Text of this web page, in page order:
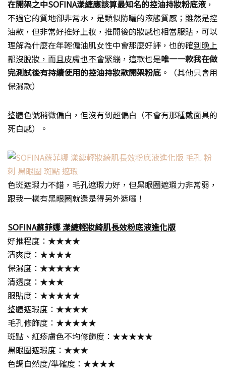
在開架之中SOFINA漾緁應該算最知名的控油持妝粉底液，
不過它的質地卻非常水，是類似防曬的液態質感；雖然是控
油款，但非常好推好上妝，推開後的妝感也相當服貼，可以
理解為什麼在年輕偏油肌女性中會那麼好評，也的確到晚上
都沒脫妝，而且皮膚也不會緊繃 ，這款也是唯一一款我在做
完測試後有持續使用的控油持妝款開架粉底 。（其他只會用
保濕款）
整體色號稍微偏白，但沒有到超偏白（不會有那種戴面具的
死白感）。
色斑遮瑕力不錯，毛孔遮瑕力好，但黑眼圈遮瑕力非常弱，
跟我一樣有黑眼圈就還是得另外遮囉！
SOFINA蘇菲娜 漾緁輕妝綺肌長效粉底液進化版
好推程度：★★★★
清爽度：★★★★
保濕度：★★★★★
清透度：★★★
服貼度：★★★★★
整體遮瑕度：★★★★
毛孔修飾度：★★★★★
斑點、紅疹膚色不均修飾度：★★★★★
黑眼圈遮瑕度：★★★
色調自然度/準確度：★★★★